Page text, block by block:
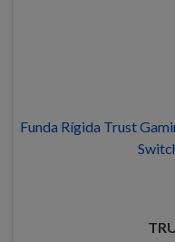
Funda Rígida Trust